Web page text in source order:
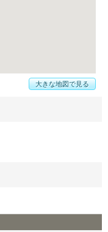
大きな地図で見る